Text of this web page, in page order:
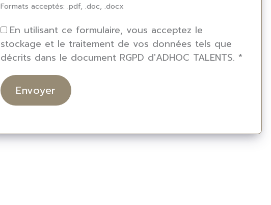
Formats acceptés: .pdf, .doc, .docx
En utilisant ce formulaire, vous acceptez le
stockage et le traitement de vos données tels que
décrits dans le document RGPD d'ADHOC TALENTS. *